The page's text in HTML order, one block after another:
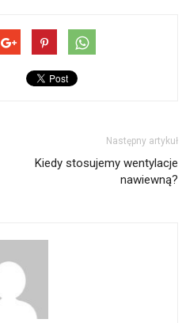
Następny artykuł
Kiedy stosujemy wentylacje
nawiewną?